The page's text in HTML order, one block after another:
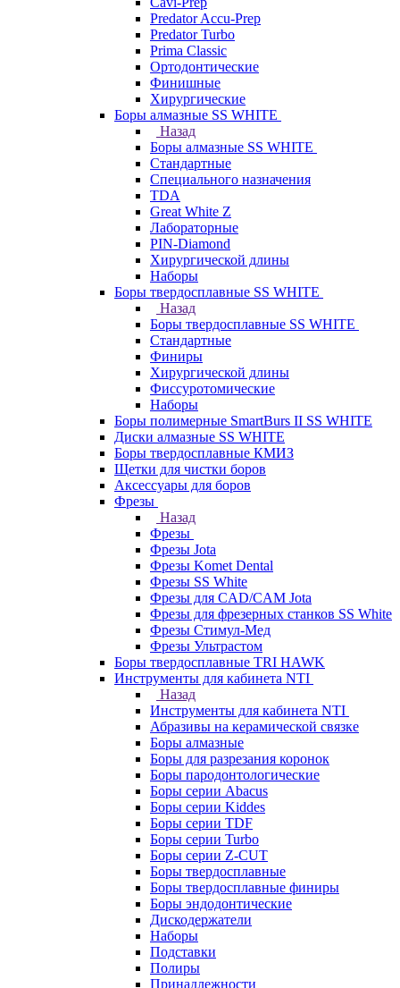
Predator Accu-Prep
Predator Turbo
Prima Classic
Ортодонтические
Финишные
Хирургические
Боры алмазные SS WHITE
Назад
Боры алмазные SS WHITE
Стандартные
Специального назначения
TDA
Great White Z
Лабораторные
PIN-Diamond
Хирургической длины
Наборы
Боры твердосплавные SS WHITE
Назад
Боры твердосплавные SS WHITE
Стандартные
Финиры
Хирургической длины
Фиссуротомические
Наборы
Боры полимерные SmartBurs II SS WHITE
Диски алмазные SS WHITE
Боры твердосплавные КМИЗ
Щетки для чистки боров
Аксессуары для боров
Фрезы
Назад
Фрезы
Фрезы Jota
Фрезы Komet Dental
Фрезы SS White
Фрезы для CAD/CAM Jota
Фрезы для фрезерных станков SS White
Фрезы Стимул-Мед
Фрезы Ультрастом
Боры твердосплавные TRI HAWK
Инструменты для кабинета NTI
Назад
Инструменты для кабинета NTI
Абразивы на керамической связке
Боры алмазные
Боры для разрезания коронок
Боры пародонтологические
Боры серии Abacus
Боры серии Kiddes
Боры серии TDF
Боры серии Turbo
Боры серии Z-CUT
Боры твердосплавные
Боры твердосплавные финиры
Боры эндодонтические
Дискодержатели
Наборы
Подставки
Полиры
Принадлежности